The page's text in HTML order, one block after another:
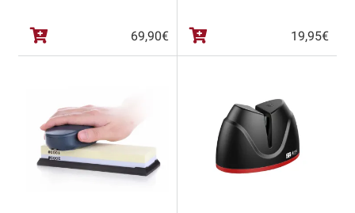
Politique en matière de remboursements et de retours
Questions-Réponses?
Revendeurs
69,90€ 19,95€